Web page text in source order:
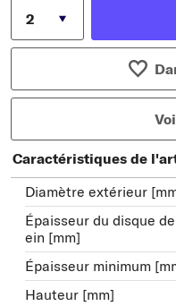
Caractéristiques de
Diamètre extérieur
Épaisseur du disque
ein [mm]
Épaisseur minimum
Hauteur [mm]